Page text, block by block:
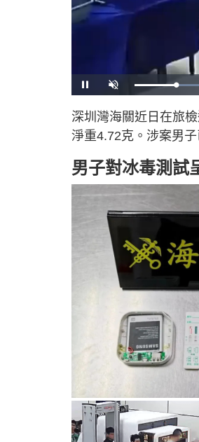
U
n
u
t
e
深圳灣海關近日在旅
淨重4.72克。涉案男
男子對冰毒測試